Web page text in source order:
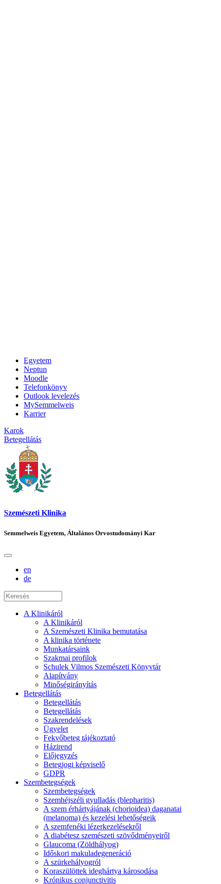
Egyetem
Neptun
Moodle
Telefonkönyv
Outlook levelezés
MySemmelweis
Karrier
Karok
Betegellátás
Szemészeti Klinika
Semmelweis Egyetem, Általános Orvostudományi Kar
en
de
A Klinikáról
A Klinikáról
A Szemészeti Klinika bemutatása
A klinika története
Munkatársaink
Szakmai profilok
Schulek Vilmos Szemészeti Könyvtár
Alapítvány
Minőségirányítás
Betegellátás
Betegellátás
Betegellátás
Szakrendelések
Ügyelet
Fekvőbeteg tájékoztató
Házirend
Előjegyzés
Betegjogi képviselő
GDPR
Szembetegségek
Szembetegségek
Szemhéjszéli gyulladás (blepharitis)
A szem érhártyájának (chorioidea) daganatai
(melanoma) és kezelési lehetőségeik
A szemfenéki lézerkezelésekről
A diabétesz szemészeti szövődményeiről
Glaucoma (Zöldhályog)
Időskori makuladegeneráció
A szürkehályogról
Koraszülöttek ideghártya károsodása
Krónikus conjunctivitis